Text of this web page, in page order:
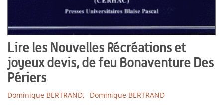
Lire les Nouvelles Récréations et
joyeux devis, de feu Bonaventure Des
Périers
Dominique BERTRAND, Dominique BERTRAND